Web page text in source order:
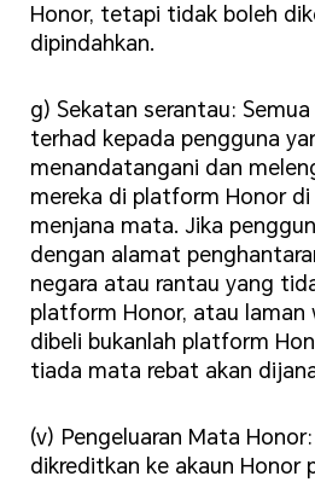
Honor, tetapi tidak boleh
dipindahkan.
g) Sekatan serantau:
terhad kepada pengguna
menandatangani dan
mereka di platform Honor
menjana mata. Jika
dengan alamat
negara atau rantau yang
platform Honor, atau
dibeli bukanlah platform
tiada mata rebat akan
(v) Pengeluaran Mata
dikreditkan ke akaun Honor